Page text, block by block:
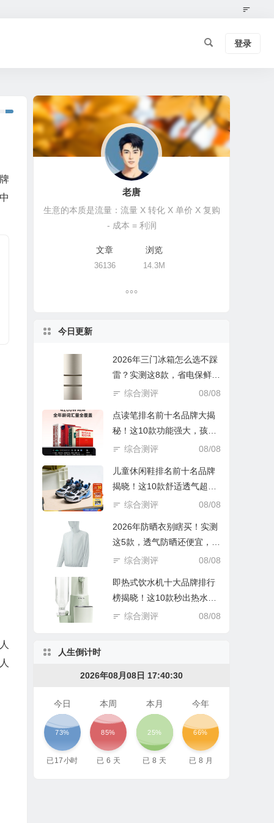
登录
老唐
生意的本质是流量：流量 X 转化 X 单价 X 复购
- 成本 = 利润
文章
36136
浏览
14.3M
今日更新
2026年三门冰箱怎么选不踩
雷？实测这8款，省电保鲜还
实惠！
08/08
综合测评
点读笔排名前十名品牌大揭
秘！这10款功能强大，孩子
学习好帮手
08/08
综合测评
儿童休闲鞋排名前十名品牌
揭晓！这10款舒适透气超好
穿
08/08
综合测评
2026年防晒衣别瞎买！实测
这5款，透气防晒还便宜，谁
踩坑谁后悔！
08/08
综合测评
即热式饮水机十大品牌排行
榜揭晓！这10款秒出热水超
实用
08/08
综合测评
人生倒计时
2026年08月08日 17:40:31
今日
73%
已17小时
本周
85%
已 6 天
本月
25%
已 8 天
今年
66%
已 8 月